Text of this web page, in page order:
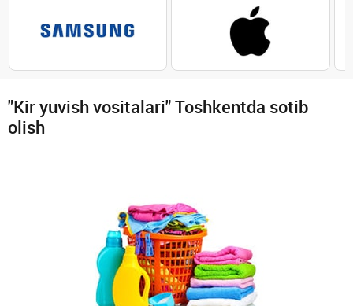
"Kir yuvish vositalari" Toshkentda sotib
olish